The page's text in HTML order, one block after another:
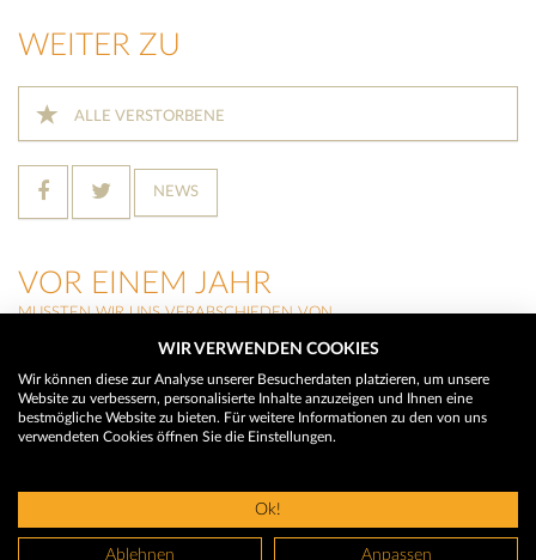
WEITER ZU
ALLE VERSTORBENE
NEWS
VOR EINEM JAHR
MUSSTEN WIR UNS VERABSCHIEDEN VON
THERESIA RAINER
(Neustift im Stubaital)
HILDEGARD BUCHEGGER
(Trins)
© 2026 Trauerhilfe - Das Trauerportal
WIR VERWENDEN COOKIES
Wir können diese zur Analyse unserer Besucherdaten platzieren, um unsere
Website zu verbessern, personalisierte Inhalte anzuzeigen und Ihnen eine
bestmögliche Website zu bieten. Für weitere Informationen zu den von uns
verwendeten Cookies öffnen Sie die Einstellungen.
Ok!
Ablehnen Anpassen